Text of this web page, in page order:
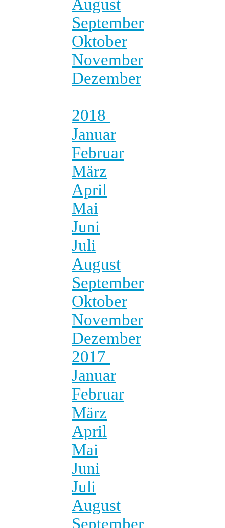
August
September
Oktober
November
Dezember
2018
Januar
Februar
März
April
Mai
Juni
Juli
August
September
Oktober
November
Dezember
2017
Januar
Februar
März
April
Mai
Juni
Juli
August
September